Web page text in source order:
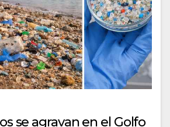
se agravan en el Golfo